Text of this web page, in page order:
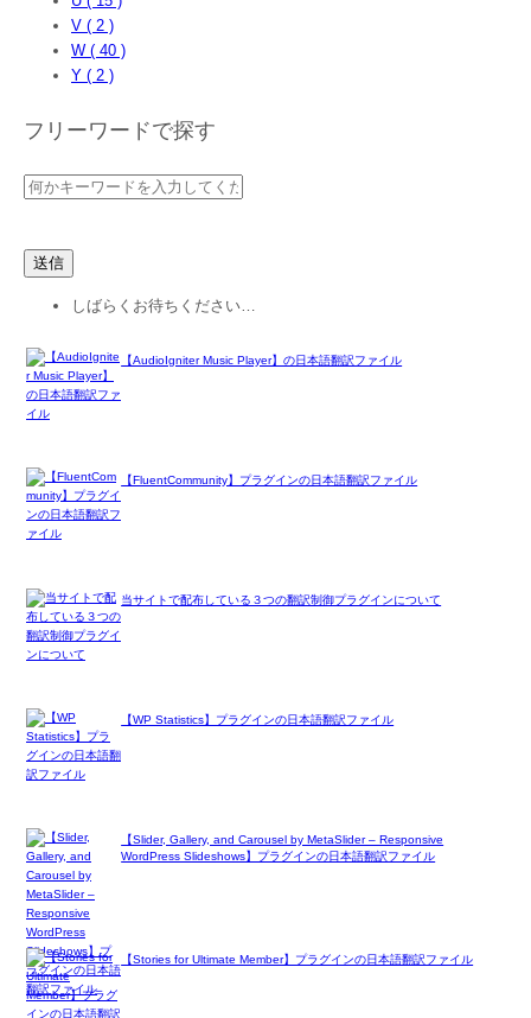
V ( 2 )
W ( 40 )
Y ( 2 )
フリーワードで探す
しばらくお待ちください…
【AudioIgniter Music Player】の日本語翻訳ファイル
【FluentCommunity】プラグインの日本語翻訳ファイル
当サイトで配布している３つの翻訳制御プラグインについて
【WP Statistics】プラグインの日本語翻訳ファイル
【Slider, Gallery, and Carousel by MetaSlider – Responsive
WordPress Slideshows】プラグインの日本語翻訳ファイル
【Stories for Ultimate Member】プラグインの日本語翻訳ファイル